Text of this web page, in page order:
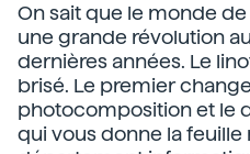
On sait que le monde
une grande révolution
dernières années. Le
brisé. Le premier
photocomposition et le
qui vous donne la feuille